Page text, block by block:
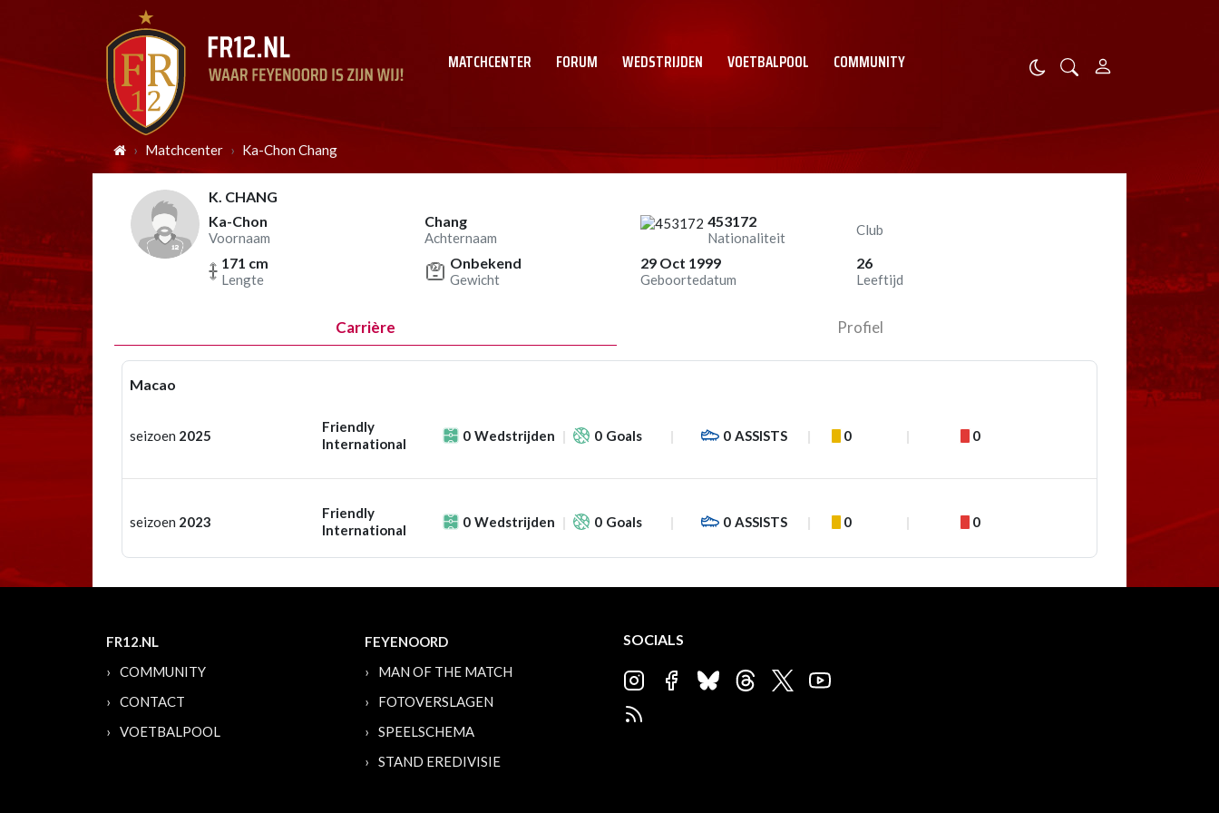
MATCHCENTER FORUM WEDSTRIJDEN VOETBALPOOL COMMUNITY
Matchcenter Ka-Chon Chang
K. CHANG
Ka-Chon
Voornaam
Chang
Achternaam
453172
Nationaliteit
Club
171 cm
Lengte
Onbekend
Gewicht
29 Oct 1999
Geboortedatum
26
Leeftijd
Carrière Profiel
Macao
seizoen 2025
Friendly
International
0 Wedstrijden 0 Goals 0 ASSISTS 0 0
seizoen 2023
Friendly
International
0 Wedstrijden 0 Goals 0 ASSISTS 0 0
FR12.NL
COMMUNITY
CONTACT
VOETBALPOOL
FEYENOORD
MAN OF THE MATCH
FOTOVERSLAGEN
SPEELSCHEMA
STAND EREDIVISIE
SOCIALS